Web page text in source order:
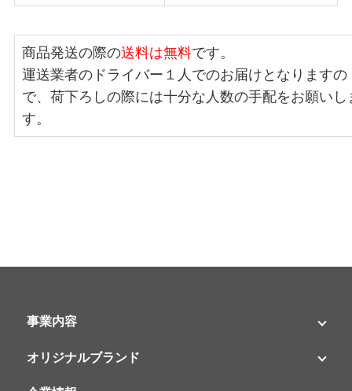
商品発送の際の送料は無料です。
運送業者のドライバー１人でのお届けとなりますの
で、荷下ろしの際には十分な人数の手配をお願いし
す。
事業内容
オリジナルブランド